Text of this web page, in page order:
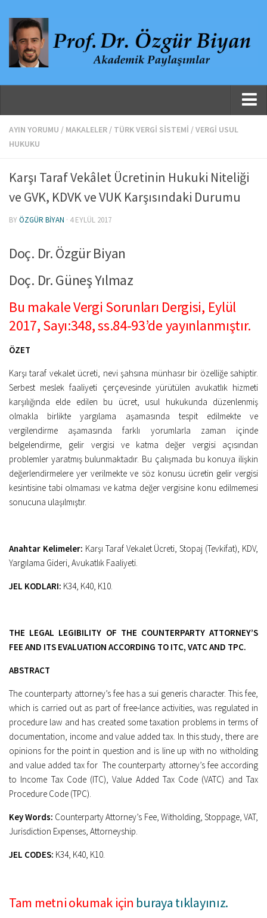
Ana Sayfa
Hakkında
Makaleler
Öğrenci
For Englısh
Yasal Uyarı
İletişim
AYIN YORUMU / MAKALELER / TÜRK VERGI SISTEMI /VERGI USUL
HUKUKU
Karşı Taraf Vekâlet Ücretinin Hukuki Niteliği
ve GVK, KDVK ve VUK Karşısındaki Durumu
BYÖZGÜR BIYAN · 4 EYLÜL 2017
Doç. Dr. Özgür Biyan
Doç. Dr. Güneş Yılmaz
Bu makale Vergi Sorunları Dergisi, Eylül
2017, Sayı:348, ss.84-93’de yayınlanmıştır.
ÖZET
Karşı taraf vekalet ücreti, nevi şahsına münhasır bir özelliğe sahiptir.
Serbest meslek faaliyeti çerçevesinde yürütülen avukatlık hizmeti
karşılığında elde edilen bu ücret, usul hukukunda düzenlenmiş
olmakla birlikte yargılama aşamasında tespit edilmekte ve
vergilendirme aşamasında farklı yorumlarla zaman içinde
belgelendirme, gelir vergisi ve katma değer vergisi açısından
problemler yaratmış bulunmaktadır. Bu çalışmada bu konuya ilişkin
değerlendirmelere yer verilmekte ve söz konusu ücretin gelir vergisi
kesintisine tabi olmaması ve katma değer vergisine konu edilmemesi
sonucuna ulaşılmıştır.
Anahtar Kelimeler: Karşı Taraf Vekalet Ücreti, Stopaj (Tevkifat), KDV,
Yargılama Gideri, Avukatlık Faaliyeti.
JEL KODLARI: K34, K40, K10.
THE LEGAL LEGIBILITY OF THE COUNTERPARTY ATTORNEY’S
FEE AND ITS EVALUATION ACCORDING TO ITC, VATC AND TPC.
ABSTRACT
The counterparty attorney’s fee has a sui generis character. This fee,
which is carried out as part of free-lance activities, was regulated in
procedure law and has created some taxation problems in terms of
documentation, income and value added tax. In this study, there are
opinions for the point in question and is line up with no witholding
and value added tax for The counterparty attorney’s fee according
to Income Tax Code (ITC), Value Added Tax Code (VATC) and Tax
Procedure Code (TPC).
Key Words: Counterparty Attorney’s Fee, Witholding, Stoppage, VAT,
Jurisdiction Expenses, Attorneyship.
JEL CODES: K34, K40, K10.
Tam metni okumak için buraya tıklayınız.